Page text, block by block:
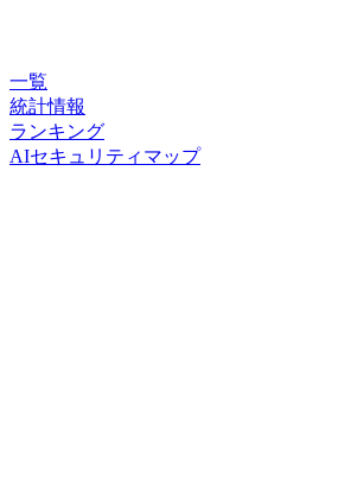
一覧
統計情報
ランキング
AIセキュリティマップ